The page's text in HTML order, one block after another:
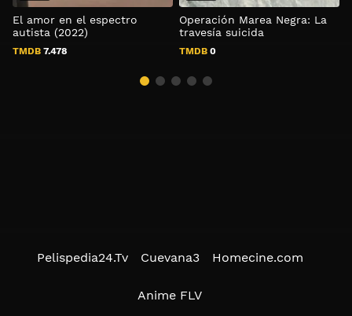
El amor en el espectro
autista (2022)
TMDB 7.478
Operación Marea Negra: La
travesía suicida
TMDB 0
Pelispedia24.Tv Cuevana3 Homecine.com
Anime FLV